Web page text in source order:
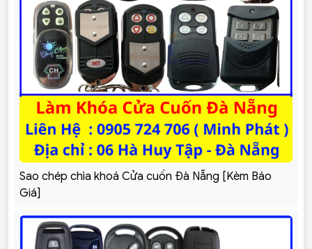
Sao chép chìa khoá Cửa cuốn Đà Nẵng [Kèm Báo
Giá]